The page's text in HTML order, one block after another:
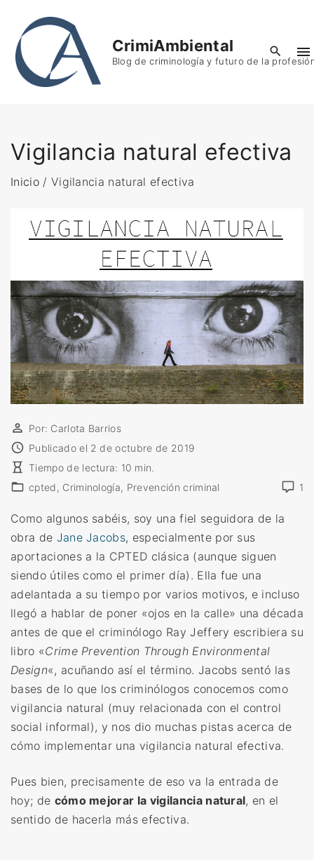
CrimiAmbiental
Blog de criminología y futuro de la
Vigilancia natural efectiva
Inicio/ Vigilancia natural efectiva
Por: Carlota Barrios
Publicado el 2 de octubre de 2019
Tiempo de lectura: 10 min.
cpted
Criminología Prevención criminal 1
Como algunos sabéis, soy una fiel seguidora de la
obra de Jane Jacobs, especialmente por sus
aportaciones a la CPTED clásica (aunque siguen
siendo útiles como el primer día). Ella fue una
adelantada a su tiempo por varios motivos, e incluso
llegó a hablar de poner «ojos en la calle» una década
antes de que el criminólogo Ray Jeffery escribiera su
libro «Crime Prevention Through Environmental
Design«, acuñando así el término. Jacobs sentó las
bases de lo que los criminólogos conocemos como
vigilancia natural (muy relacionada con el control
social informal), y nos dio muchas pistas acerca de
cómo implementar una vigilancia natural efectiva.
Pues bien, precisamente de eso va la entrada de
hoy; de cómo mejorar la vigilancia natural, en el
sentido de hacerla más efectiva.